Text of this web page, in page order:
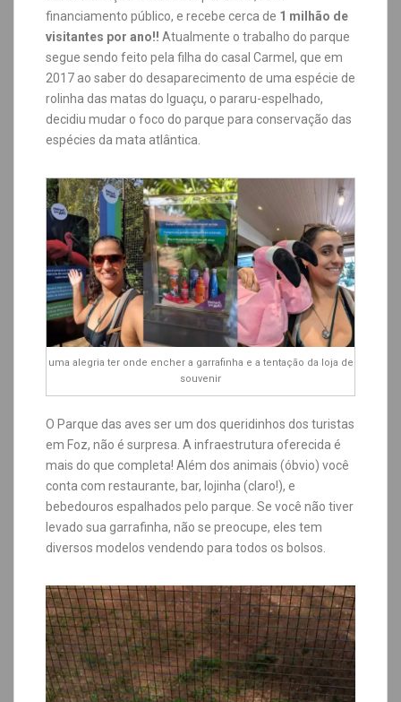
financiamento público, e recebe cerca de 1 milhão de
visitantes por ano!! Atualmente o trabalho do parque
segue sendo feito pela filha do casal Carmel, que em
2017 ao saber do desaparecimento de uma espécie de
rolinha das matas do Iguaçu, o pararu-espelhado,
decidiu mudar o foco do parque para conservação das
espécies da mata atlântica.
uma alegria ter onde encher a garrafinha e a tentação da loja de
souvenir
O Parque das aves ser um dos queridinhos dos turistas
em Foz, não é surpresa. A infraestrutura oferecida é
mais do que completa! Além dos animais (óbvio) você
conta com restaurante, bar, lojinha (claro!), e
bebedouros espalhados pelo parque. Se você não tiver
levado sua garrafinha, não se preocupe, eles tem
diversos modelos vendendo para todos os bolsos.